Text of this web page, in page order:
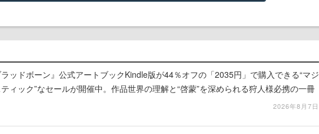
ラッドボーン』公式アートブックKindle版が44％オフの「2035円」で購入できる“マジ
ィック”なセールが開催中。作品世界の理解と“啓蒙”を深められる狩人様必携の一冊
2026年8月7日